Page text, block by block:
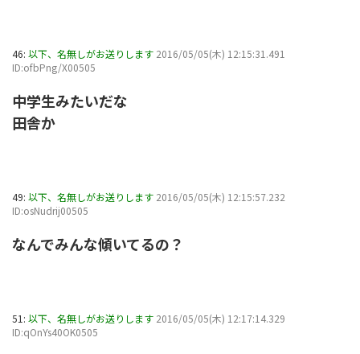
46: 以下、名無しがお送りします 2016/05/05(木) 12:15:31.491
ID:ofbPng/X00505
中学生みたいだな
田舎か
49: 以下、名無しがお送りします 2016/05/05(木) 12:15:57.232
ID:osNudrij00505
なんでみんな傾いてるの？
51: 以下、名無しがお送りします 2016/05/05(木) 12:17:14.329
ID:qOnYs40OK0505